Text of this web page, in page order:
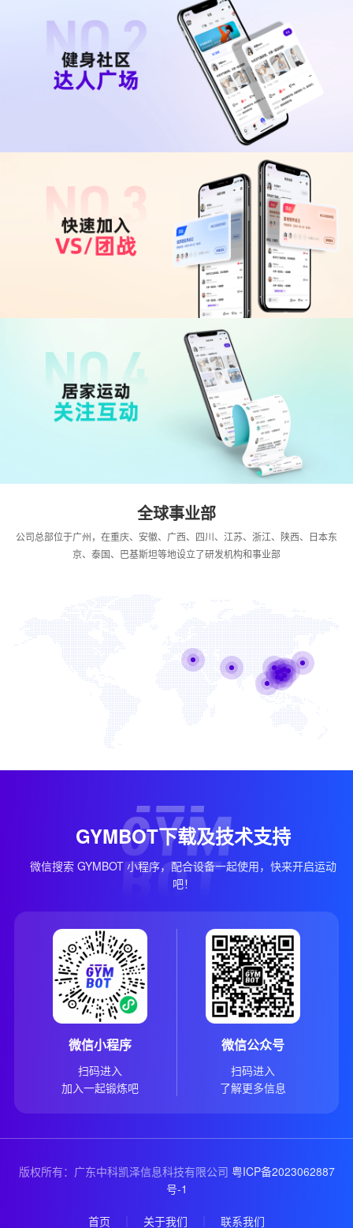
全球事业部
公司总部位于广州，在重庆、安徽、广西、四川、江苏、浙江、陕西、日本东
京、泰国、巴基斯坦等地设立了研发机构和事业部
GYMBOT下载及技术支持
微信搜索 GYMBOT 小程序，配合设备一起使用，快来开启运动
吧！
微信小程序
扫码进入
加入一起锻炼吧
微信公众号
扫码进入
了解更多信息
版权所有：广东中科凯泽信息科技有限公司 粤ICP备2023062887
号-1
首页 关于我们 联系我们